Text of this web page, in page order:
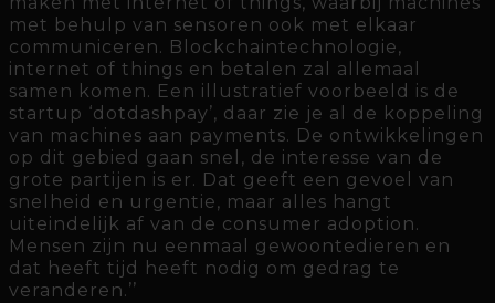
met behulp van sensoren ook met elkaar
communiceren. Blockchaintechnologie,
internet of things en betalen zal allemaal
samen komen. Een illustratief voorbeeld is de
startup ‘dotdashpay’, daar zie je al de koppeling
van machines aan payments. De ontwikkelingen
op dit gebied gaan snel, de interesse van de
grote partijen is er. Dat geeft een gevoel van
snelheid en urgentie, maar alles hangt
uiteindelijk af van de consumer adoption.
Mensen zijn nu eenmaal gewoontedieren en
dat heeft tijd heeft nodig om gedrag te
veranderen.’’